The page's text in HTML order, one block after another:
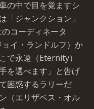
の中で目を覚ますシ
「ジャンクション」
コーディネータ
イ・ランドルフ）か
で永遠（Eternity）
を選べます」と告げ
困惑するラリーだ
（エリザベス・オル